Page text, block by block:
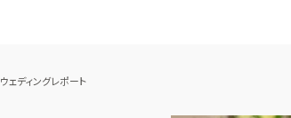
ウェディングレポート